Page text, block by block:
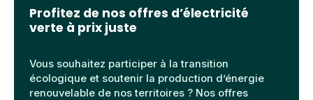
Profitez de nos offres d’électricité
verte à prix juste
Vous souhaitez participer à la transition
écologique et soutenir la production d’énergie
renouvelable de nos territoires ? Nos offres